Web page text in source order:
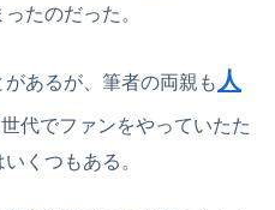
たのだった。
あるが、筆者の両親も 人
代でファンをやっていたた
くつもある。